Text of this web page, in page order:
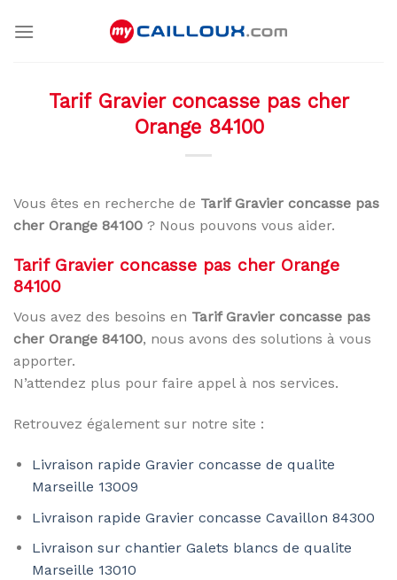
Tarif Gravier concasse pas cher
Orange 84100
Vous êtes en recherche de Tarif Gravier concasse pas
cher Orange 84100 ? Nous pouvons vous aider.
Tarif Gravier concasse pas cher Orange
84100
Vous avez des besoins en Tarif Gravier concasse pas
cher Orange 84100, nous avons des solutions à vous
apporter.
N’attendez plus pour faire appel à nos services.
Retrouvez également sur notre site :
Livraison rapide Gravier concasse de qualite
Marseille 13009
Livraison rapide Gravier concasse Cavaillon 84300
Livraison sur chantier Galets blancs de qualite
Marseille 13010